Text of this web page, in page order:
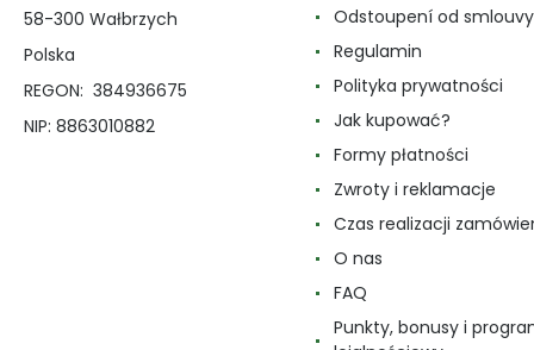
58-300 Wałbrzych
Polska
REGON: 384936675
NIP: 8863010882
Odstoupení od smlouvy
Regulamin
Polityka prywatności
Jak kupować?
Formy płatności
Zwroty i reklamacje
Czas realizacji
O nas
FAQ
Punkty, bonusy i